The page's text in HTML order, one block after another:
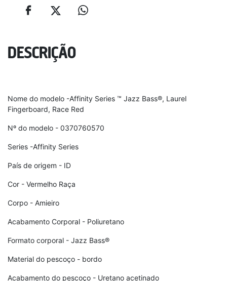
DESCRIÇÃO
Nome do modelo -Affinity Series ™ Jazz Bass®, Laurel
Fingerboard, Race Red
Nº do modelo - 0370760570
Series -Affinity Series
País de origem - ID
Cor - Vermelho Raça
Corpo - Amieiro
Acabamento Corporal - Poliuretano
Formato corporal - Jazz Bass®
Material do pescoço - bordo
Acabamento do pescoço - Uretano acetinado